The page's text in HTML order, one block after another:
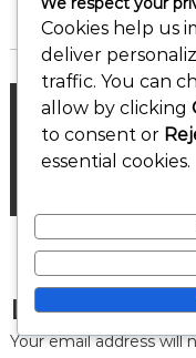
s
n
Ефекти на армада
стратегии, Военна
оценяването
Leave a
Your email address will
Cookies help us
deliver
traffic. You can
allow by clicking
to consent or
essential cookies.